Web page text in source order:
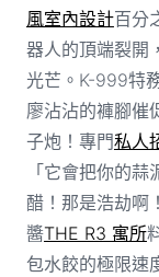
風室內設計百分
器人的頂端裂開
光芒。K-999特
廖沾沾的褲腳催
子炮！專門私人
「它會把你的
醋！那是浩劫啊
醬THE R3 寓所
包水餃的極限速